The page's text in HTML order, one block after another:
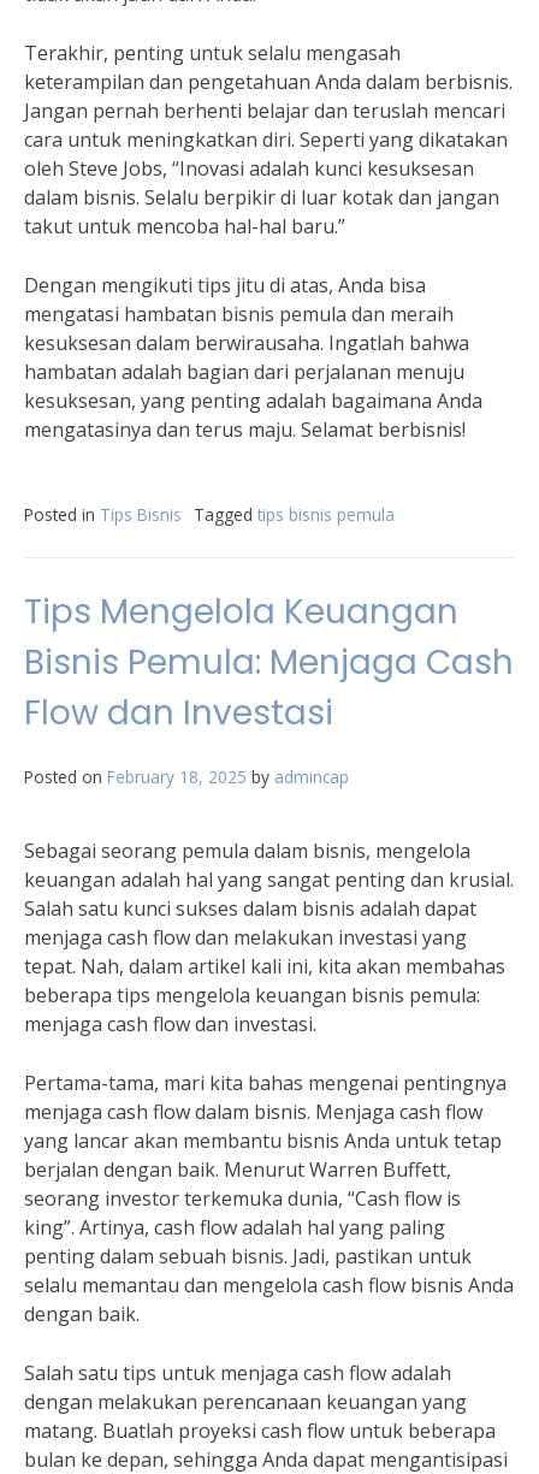
Terakhir, penting untuk selalu mengasah
keterampilan dan pengetahuan Anda dalam berbisnis.
Jangan pernah berhenti belajar dan teruslah mencari
cara untuk meningkatkan diri. Seperti yang dikatakan
oleh Steve Jobs, “Inovasi adalah kunci kesuksesan
dalam bisnis. Selalu berpikir di luar kotak dan jangan
takut untuk mencoba hal-hal baru.”
Dengan mengikuti tips jitu di atas, Anda bisa
mengatasi hambatan bisnis pemula dan meraih
kesuksesan dalam berwirausaha. Ingatlah bahwa
hambatan adalah bagian dari perjalanan menuju
kesuksesan, yang penting adalah bagaimana Anda
mengatasinya dan terus maju. Selamat berbisnis!
Posted in Tips Bisnis Tagged tips bisnis pemula
Tips Mengelola Keuangan
Bisnis Pemula: Menjaga Cash
Flow dan Investasi
Posted on February 18, 2025 by admincap
Sebagai seorang pemula dalam bisnis, mengelola
keuangan adalah hal yang sangat penting dan krusial.
Salah satu kunci sukses dalam bisnis adalah dapat
menjaga cash flow dan melakukan investasi yang
tepat. Nah, dalam artikel kali ini, kita akan membahas
beberapa tips mengelola keuangan bisnis pemula:
menjaga cash flow dan investasi.
Pertama-tama, mari kita bahas mengenai pentingnya
menjaga cash flow dalam bisnis. Menjaga cash flow
yang lancar akan membantu bisnis Anda untuk tetap
berjalan dengan baik. Menurut Warren Buffett,
seorang investor terkemuka dunia, “Cash flow is
king”. Artinya, cash flow adalah hal yang paling
penting dalam sebuah bisnis. Jadi, pastikan untuk
selalu memantau dan mengelola cash flow bisnis Anda
dengan baik.
Salah satu tips untuk menjaga cash flow adalah
dengan melakukan perencanaan keuangan yang
matang. Buatlah proyeksi cash flow untuk beberapa
bulan ke depan, sehingga Anda dapat mengantisipasi